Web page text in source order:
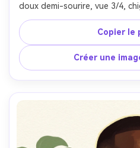
doux demi-sourire, vue 3/4,
rebelles, pull en maille
assise près d’une fenêtre
avec formes de fond
et ombres froides réfléchies,
superposés, coups de
aquarelle subtil, contours
bords nets sur les yeux et
chaud-neutre, ambiance
visage très détaillés,
couleur picturaux, objectif
champ --
Copier le
Créer une